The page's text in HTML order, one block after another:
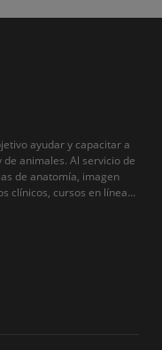
ayudar y capacitar a
animales. Al servicio de
de anatomía, imagen
clínicos, cursos en línea...